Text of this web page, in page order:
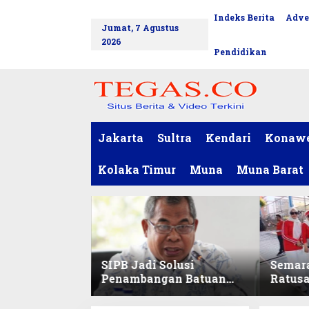
Jumat, 7 Agustus
2026
Indeks Berita
Pendidikan
Jakarta Sultra Kendari
Kolaka Timur Muna Muna Barat
SIPB Jadi Solusi
Penambangan Batuan
Komoditas ex-Golongan